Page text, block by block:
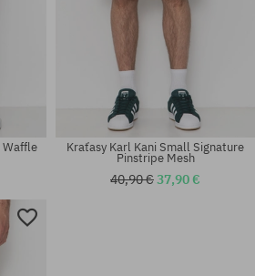
Waffle Kraťasy Karl Kani Small Signature
Pinstripe Mesh
40,90 €37,90 €